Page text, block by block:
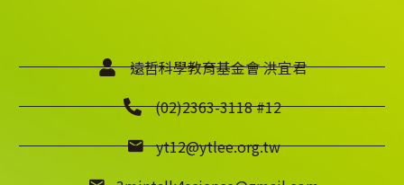
遠哲科學教育基金會 洪宜君
(02)2363-3118 #12
yt12@ytlee.org.tw